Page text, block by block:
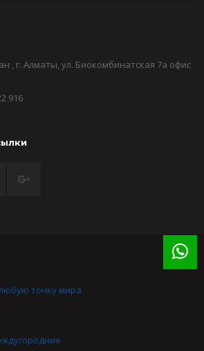
, г. Алматы, ул. Биокомбинатская 7а офис
916
точку мира